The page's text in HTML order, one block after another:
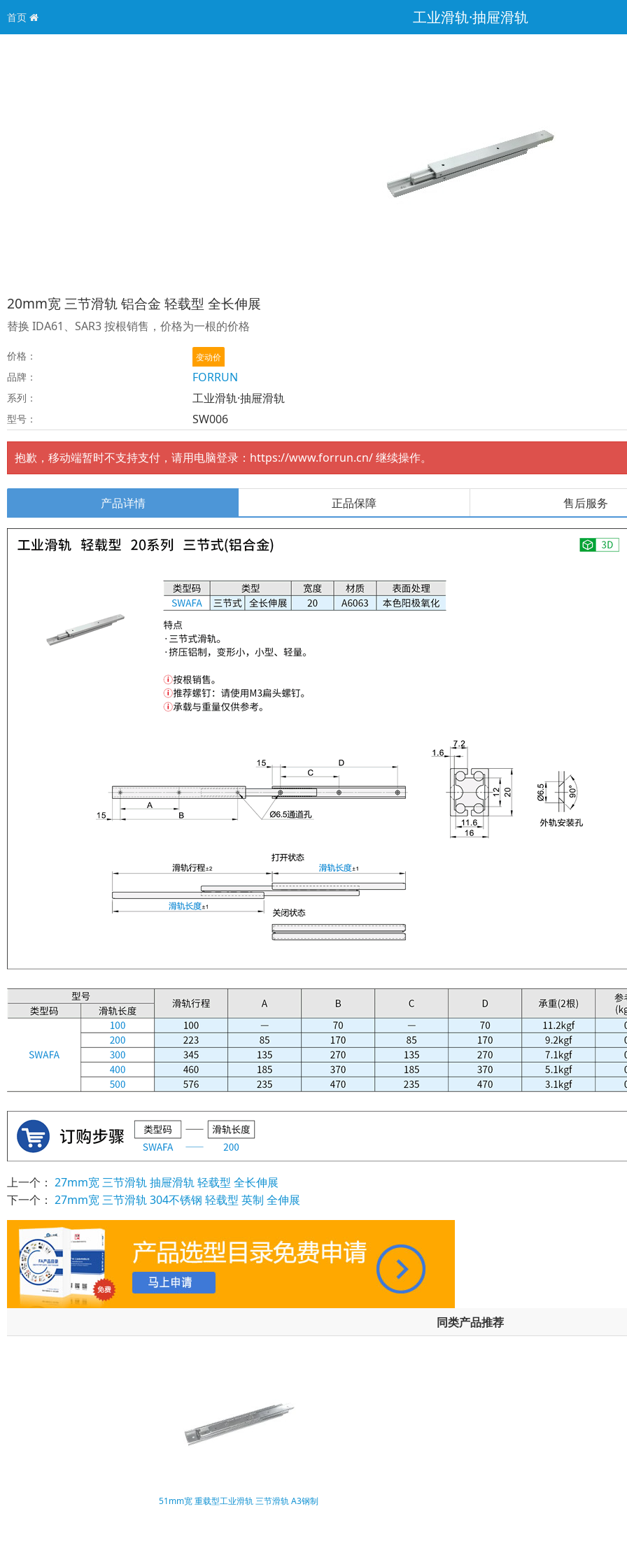
首页 工业滑轨·抽屉滑轨
20mm宽 三节滑轨 铝合金 轻载型 全长伸展
替换 IDA61、SAR3 按根销售，价格为一根的价格
价格： 变动价
品牌： FORRUN
系列： 工业滑轨·抽屉滑轨
型号： SW006
抱歉，移动端暂时不支持支付，请用电脑登录：https://www.forrun.cn/ 继续操作。
产品详情 正品保障 售后服务
上一个： 27mm宽 三节滑轨 抽屉滑轨 轻载型 全长伸展
下一个： 27mm宽 三节滑轨 304不锈钢 轻载型 英制 全伸展
同类产品推荐
51mm宽 重载型工业滑轨 三节滑轨 A3钢制